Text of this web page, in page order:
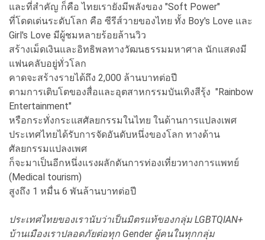
และที่สำคัญ ก็คือ ไทยเรายังมีพลังของ "Soft Power"
ที่โดดเด่นระดับโลก คือ ซีรีส์วายของไทย ทั้ง Boy's Love และ
Girl's Love มีผู้ชมหลายร้อยล้านวิว
สร้างเม็ดเงินและอิทธิพลทางวัฒนธรรมมหาศาล นักแสดงมี
แฟนคลับอยู่ทั่วโลก
คาดจะสร้างรายได้ถึง 2,000 ล้านบาทต่อปี
ตามการเติบโตของสื่อและอุตสาหกรรมบันเทิงสีรุ้ง "Rainbow
Entertainment"
หรือกระทั่งกระแสศัลยกรรมในไทย ในด้านการแปลงเพศ
ประเทศไทยได้รับการจัดอันดับหนึ่งของโลก ทางด้าน
ศัลยกรรมแปลงเพศ
ก็จะมาเป็นอีกหนึ่งแรงผลักดันการท่องเที่ยวทางการแพทย์
(Medical tourism)
สูงถึง 1 หมื่น 6 พันล้านบาทต่อปี
ประเทศไทยของเรานับว่าเป็นมิตรแท้ของกลุ่ม LGBTQIAN+
บ้านเมืองเราปลอดภัยต่อทุก Gender ผู้คนในทุกกลุ่ม